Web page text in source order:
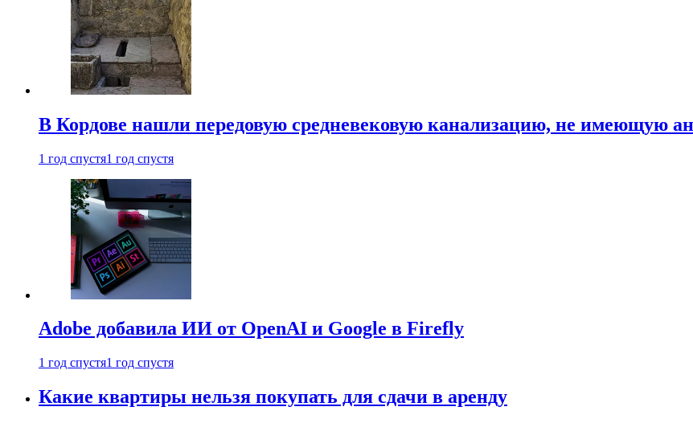
В Кордове нашли передовую средневековую канализацию, не имеющую
1 год спустя1 год спустя
Adobe добавила ИИ от OpenAI и Google в Firefly
1 год спустя1 год спустя
Какие квартиры нельзя покупать для сдачи в аренду